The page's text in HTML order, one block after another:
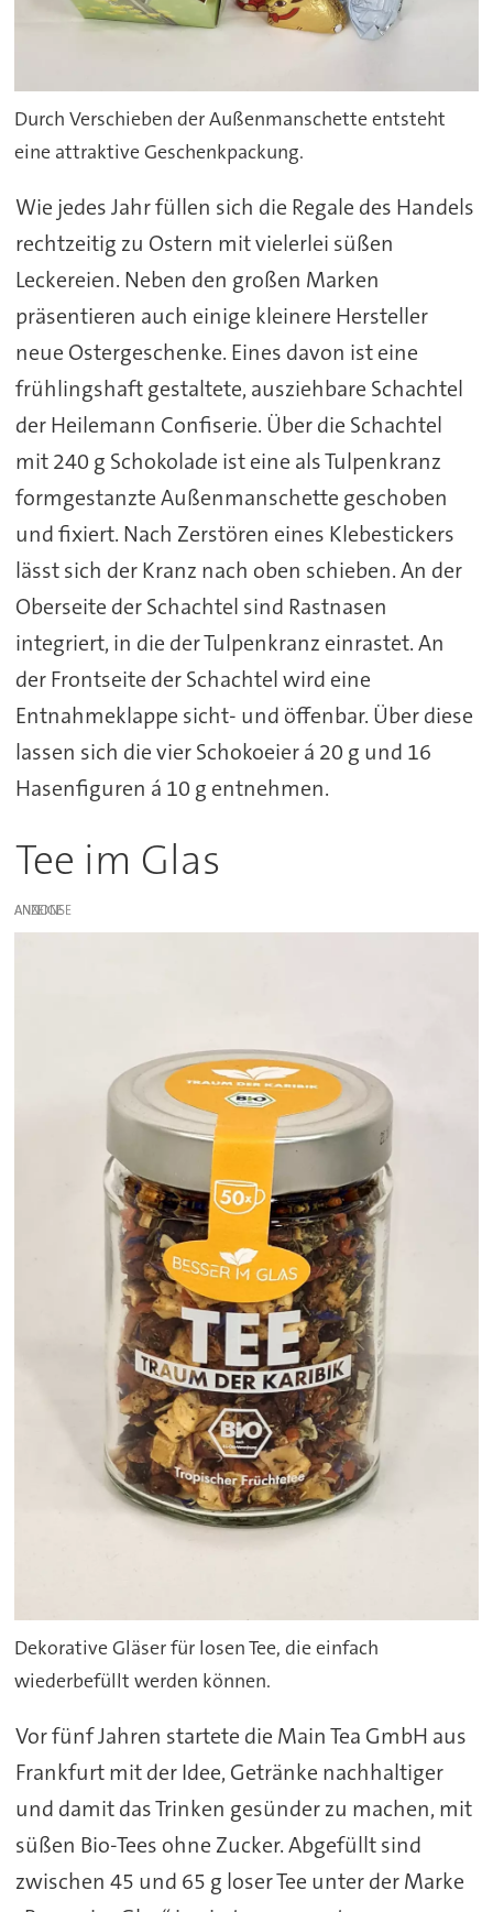
Durch Verschieben der Außenmanschette entsteht
eine attraktive Geschenkpackung.
Wie jedes Jahr füllen sich die Regale des Handels
rechtzeitig zu Ostern mit vielerlei süßen
Leckereien. Neben den großen Marken
präsentieren auch einige kleinere Hersteller
neue Ostergeschenke. Eines davon ist eine
frühlingshaft gestaltete, ausziehbare Schachtel
der Heilemann Confiserie. Über die Schachtel
mit 240 g Schokolade ist eine als Tulpenkranz
formgestanzte Außenmanschette geschoben
und fixiert. Nach Zerstören eines Klebestickers
lässt sich der Kranz nach oben schieben. An der
Oberseite der Schachtel sind Rastnasen
integriert, in die der Tulpenkranz einrastet. An
der Frontseite der Schachtel wird eine
Entnahmeklappe sicht- und öffenbar. Über diese
lassen sich die vier Schokoeier á 20 g und 16
Hasenfiguren á 10 g entnehmen.
Tee im Glas
ANZEIGE
Dekorative Gläser für losen Tee, die einfach
wiederbefüllt werden können.
Vor fünf Jahren startete die Main Tea GmbH aus
Frankfurt mit der Idee, Getränke nachhaltiger
und damit das Trinken gesünder zu machen, mit
süßen Bio-Tees ohne Zucker. Abgefüllt sind
zwischen 45 und 65 g loser Tee unter der Marke